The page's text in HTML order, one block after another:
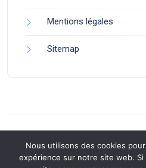
Mentions légales
Sitemap
Nous utilisons des cookies
expérience sur notre site web.